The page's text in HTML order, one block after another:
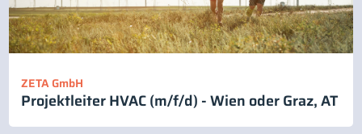
ZETA GmbH
Projektleiter HVAC (m/f/d) - Wien oder Graz, AT